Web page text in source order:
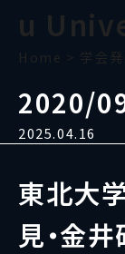
u
Home > 学会発
2020/
2025.04.16
東北大
見・金